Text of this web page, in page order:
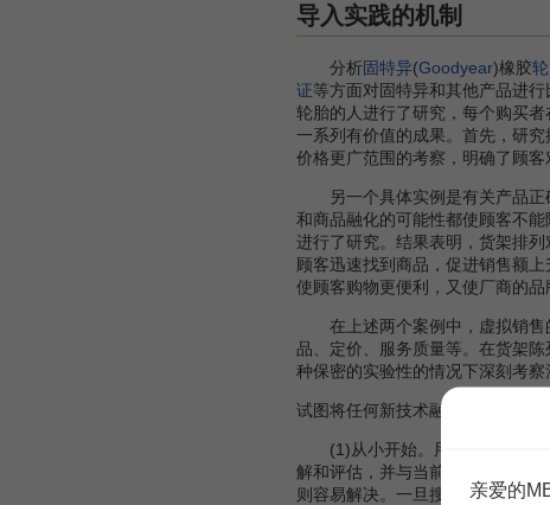
导入实践的机制
分析固特异(Goodyear)橡胶
证等方面对固特异和其他产品进
轮胎的人进行了研究，每个购买
一系列有价值的成果。首先，研
价格更广范围的考察，明确了顾
另一个具体实例是有关产品正
和商品融化的可能性都使顾客不
进行了研究。结果表明，货架排
顾客迅速找到商品，促进销售额
使顾客购物更便利，又使厂商的品
在上述两个案例中，虚拟销售
品、定价、服务质量等。在货架
种保密的实验性的情况下深刻考察
试图将任何新技术融入现实的管
(1)从小开始。用计算机生成一
解和评估，并与当前的商业决策
则容易解决。一旦搜集到实验数
亲爱的